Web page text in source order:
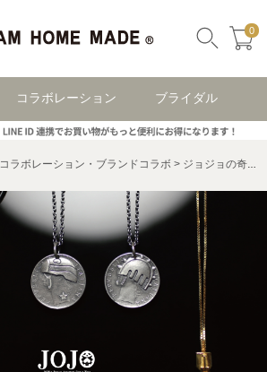
0
コラボレーション ブライダル
コラボレーション・ブランドコラボ ジョジョの奇妙な冒険 コラボアクセサリー